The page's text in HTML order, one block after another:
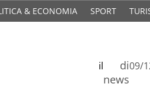
& ECONOMIA SPORT
di
news
il 09/